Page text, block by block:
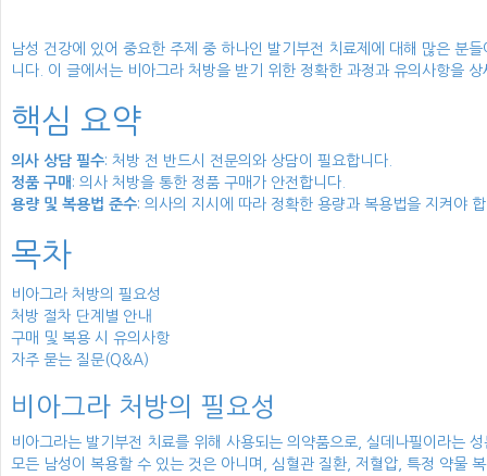
남성 건강에 있어 중요한 주제 중 하나인 발기부전 치료제에 대해 많은 분
니다. 이 글에서는 비아그라 처방을 받기 위한 정확한 과정과 유의사항을
핵심 요약
의사 상담 필수: 처방 전 반드시 전문의와 상담이 필요합니다.
정품 구매 : 의사 처방을 통한 정품 구매가 안전합니다.
용량 및 복용법 준수: 의사의 지시에 따라 정확한 용량과 복용법을 지켜야
목차
비아그라 처방의 필요성
처방 절차 단계별 안내
구매 및 복용 시 유의사항
자주 묻는 질문(Q&A)
비아그라 처방의 필요성
비아그라는 발기부전 치료를 위해 사용되는 의약품으로, 실데나필이라는
모든 남성이 복용할 수 있는 것은 아니며, 심혈관 질환, 저혈압, 특정 약물